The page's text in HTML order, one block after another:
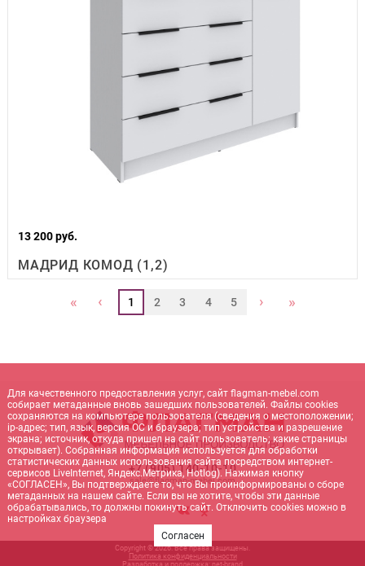
13 200 руб.
МАДРИД КОМОД (1,2)
« ‹ 1 2 3 4 5 › »
+7 (905) 140-10-10
sale@flagman-mebel.com
Copyright © 2026. Все права защищены.
Политика конфиденциальности
Разработка и поддержка: net- brand
Для качественного предоставления услуг, сайт flagman-mebel.com
собирает метаданные вновь зашедших пользователей. Файлы cookies
сохраняются на компьютере пользователя (сведения о местоположении;
ip-адрес; тип, язык, версия ОС и браузера; тип устройства и разрешение
экрана; источник, откуда пришел на сайт пользователь; какие страницы
открывает). Собранная информация используется для обработки
статистических данных использования сайта посредством интернет-
сервисов LiveInternet, Яндекс.Метрика, Hotlog). Нажимая кнопку
«СОГЛАСЕН», Вы подтверждаете то, что Вы проинформированы о сборе
метаданных на нашем сайте. Если вы не хотите, чтобы эти данные
обрабатывались, то должны покинуть сайт. Отключить cookies можно в
настройках браузера
Согласен